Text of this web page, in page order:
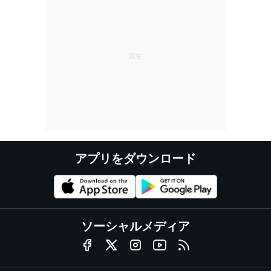
アプリをダウンロード
ソーシャルメディア